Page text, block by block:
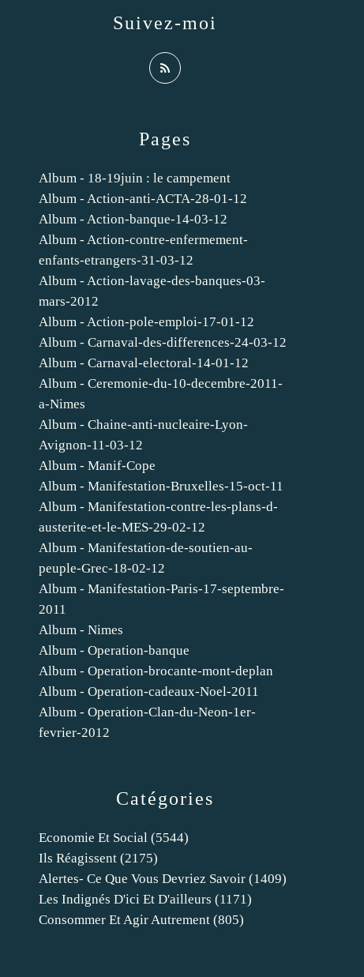
Catégories
Economie Et Social (5544)
Ils Réagissent (2175)
Alertes- Ce Que Vous Devriez Savoir (1409)
Les Indignés D'ici Et D'ailleurs (1171)
Consommer Et Agir Autrement (805)
Pages
Album - 18-19juin : le campement
Album - Action-anti-ACTA-28-01-12
Album - Action-banque-14-03-12
Album - Action-contre-enfermement-
enfants-etrangers-31-03-12
Album - Action-lavage-des-banques-03-
mars-2012
Album - Action-pole-emploi-17-01-12
Album - Carnaval-des-differences-24-03-12
Album - Carnaval-electoral-14-01-12
Album - Ceremonie-du-10-decembre-2011-
a-Nimes
Album - Chaine-anti-nucleaire-Lyon-
Avignon-11-03-12
Album - Manif-Cope
Album - Manifestation-Bruxelles-15-oct-11
Album - Manifestation-contre-les-plans-d-
austerite-et-le-MES-29-02-12
Album - Manifestation-de-soutien-au-
peuple-Grec-18-02-12
Album - Manifestation-Paris-17-septembre-
2011
Album - Nimes
Album - Operation-banque
Album - Operation-brocante-mont-deplan
Album - Operation-cadeaux-Noel-2011
Album - Operation-Clan-du-Neon-1er-
fevrier-2012
Suivez-moi